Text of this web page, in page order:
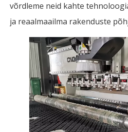
võrdleme neid kahte
ja reaalmaailma rakenduste